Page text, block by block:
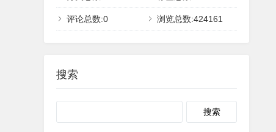
评论总数:0 浏览总数:424161
搜索